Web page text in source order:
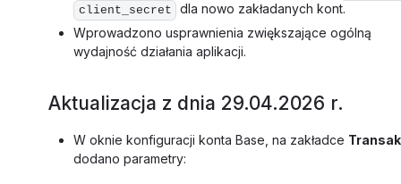
client_secret
dla nowo zakładanych kont.
Wprowadzono usprawnienia zwiększające ogólną
wydajność działania aplikacji.
Aktualizacja z dnia 29.04.2026 r.
W oknie konfiguracji konta Base, na zakładce
dodano parametry: